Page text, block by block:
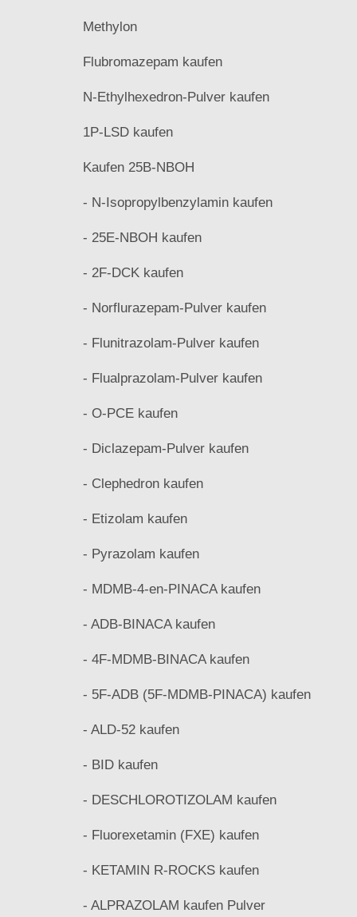
Methylon
Flubromazepam kaufen
N-Ethylhexedron-Pulver kaufen
1P-LSD kaufen
Kaufen 25B-NBOH
- N-Isopropylbenzylamin kaufen
- 25E-NBOH kaufen
- 2F-DCK kaufen
- Norflurazepam-Pulver kaufen
- Flunitrazolam-Pulver kaufen
- Flualprazolam-Pulver kaufen
- O-PCE kaufen
- Diclazepam-Pulver kaufen
- Clephedron kaufen
- Etizolam kaufen
- Pyrazolam kaufen
- MDMB-4-en-PINACA kaufen
- ADB-BINACA kaufen
- 4F-MDMB-BINACA kaufen
- 5F-ADB (5F-MDMB-PINACA) kaufen
- ALD-52 kaufen
- BID kaufen
- DESCHLOROTIZOLAM kaufen
- Fluorexetamin (FXE) kaufen
- KETAMIN R-ROCKS kaufen
- ALPRAZOLAM kaufen Pulver